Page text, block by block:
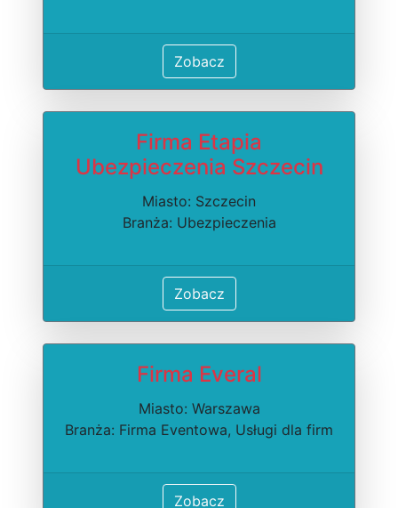
Zobacz
Firma Etapia
Ubezpieczenia Szczecin
Miasto: Szczecin
Branża: Ubezpieczenia
Zobacz
Firma Everal
Miasto: Warszawa
Branża: Firma Eventowa, Usługi dla firm
Zobacz